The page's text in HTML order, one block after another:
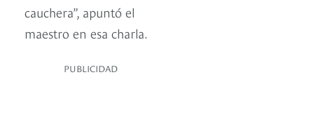
cauchera”, apuntó el
maestro en esa charla.
PUBLICIDAD